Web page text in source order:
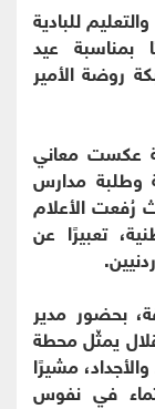
للبادية
بمناسبة عيد
شبكة روضة الأمير
عكست معاني
وطلبة مدارس
رُفعت الأعلام
تعبيرًا عن
بحضور مدير
يمثّل محطة
مشيرًا
في نفوس